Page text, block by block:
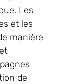
Les
et les
manière
de